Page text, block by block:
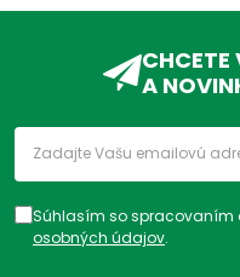
CHCETE
A
Súhlasím so spracovaním
osobných údajov.